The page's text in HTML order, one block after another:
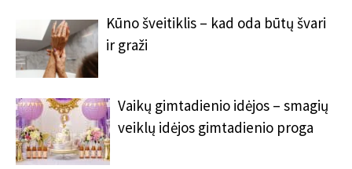
Kūno šveitiklis – kad oda būtų švari
ir graži
Vaikų gimtadienio idėjos – smagių
veiklų idėjos gimtadienio proga